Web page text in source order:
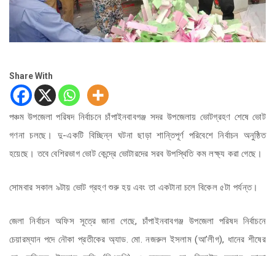
Share With
পঞ্চম উপজেলা পরিষদ নির্বাচনে চাঁপাইনবাবগঞ্জ সদর উপজেলায় ভোটগ্রহণ শেষে ভোট
গণনা চলছে। দু-একটি বিচ্ছিন্ন ঘটনা ছাড়া শান্তিপূর্ণ পরিবেশে নির্বাচন অনুষ্ঠিত
হয়েছে। তবে বেশিরভাগ ভোট কেন্দ্রে ভোটারদের সরব উপস্থিতি কম লক্ষ্য করা গেছে।
সোমবার সকাল ৯টায় ভোট গ্রহণ শুরু হয় এবং তা একটানা চলে বিকেল ৫টা পর্যন্ত।
জেলা নির্বাচন অফিস সূত্রে জানা গেছে, চাঁপাইনবাবগঞ্জ উপজেলা পরিষদ নির্বাচনে
চেয়ারম্যান পদে নৌকা প্রতীকের অ্যাড. মো. নজরুল ইসলাম (আ’লীগ), ধানের শীষের